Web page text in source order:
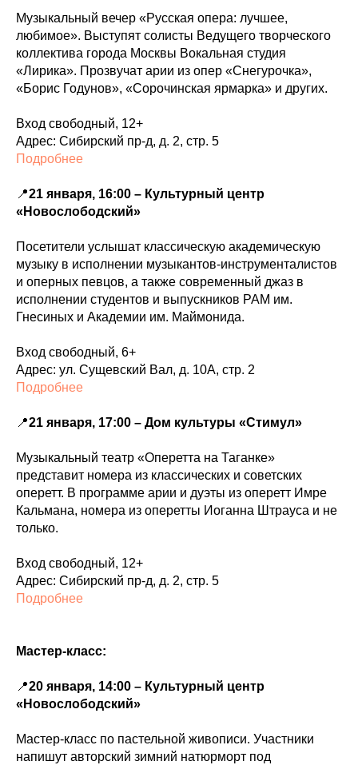
Музыкальный вечер «Русская опера: лучшее,
любимое». Выступят солисты Ведущего творческого
коллектива города Москвы Вокальная студия
«Лирика». Прозвучат арии из опер «Снегурочка»,
«Борис Годунов», «Сорочинская ярмарка» и других.
Вход свободный, 12+
Адрес: Сибирский пр-д, д. 2, стр. 5
Подробнее
📍21 января, 16:00 – Культурный центр
«Новослободский»
Посетители услышат классическую академическую
музыку в исполнении музыкантов-инструменталистов
и оперных певцов, а также современный джаз в
исполнении студентов и выпускников РАМ им.
Гнесиных и Академии им. Маймонида.
Вход свободный, 6+
Адрес: ул. Сущевский Вал, д. 10А, стр. 2
Подробнее
📍21 января, 17:00 – Дом культуры «Стимул»
Музыкальный театр «Оперетта на Таганке»
представит номера из классических и советских
оперетт. В программе арии и дуэты из оперетт Имре
Кальмана, номера из оперетты Иоганна Штрауса и не
только.
Вход свободный, 12+
Адрес: Сибирский пр-д, д. 2, стр. 5
Подробнее
Мастер-класс:
📍20 января, 14:00 – Культурный центр
«Новослободский»
Мастер-класс по пастельной живописи. Участники
напишут авторский зимний натюрморт под